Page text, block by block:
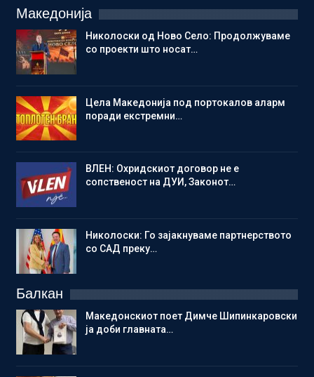
Македонија
Николоски од Ново Село: Продолжуваме
со проекти што носат…
Цела Македонија под портокалов аларм
поради екстремни…
ВЛЕН: Охридскиот договор не е
сопственост на ДУИ, Законот…
Николоски: Го зајакнуваме партнерството
со САД преку…
Балкан
Македонскиот поет Димче Шипинкаровски
ја доби главната…